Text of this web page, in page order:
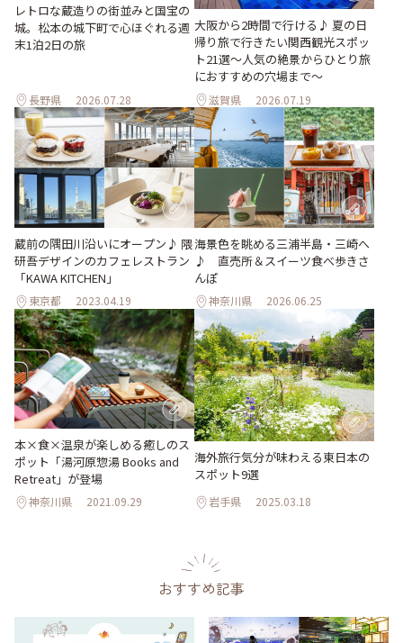
レトロな蔵造りの街並みと国宝の
城。松本の城下町で心ほぐれる週
末1泊2日の旅
長野県 2026.07.28
大阪から2時間で行ける♪ 夏の日
帰り旅で行きたい関西観光スポッ
ト21選～人気の絶景からひとり旅
におすすめの穴場まで～
滋賀県 2026.07.19
蔵前の隅田川沿いにオープン♪ 隈
研吾デザインのカフェレストラン
「KAWA KITCHEN」
東京都 2023.04.19
海景色を眺める三浦半島・三崎へ
♪ 直売所＆スイーツ食べ歩きさ
んぽ
神奈川県 2026.06.25
本×食×温泉が楽しめる癒しのス
ポット「湯河原惣湯 Books and
Retreat」が登場
神奈川県 2021.09.29
海外旅行気分が味わえる東日本の
スポット9選
岩手県 2025.03.18
おすすめ記事